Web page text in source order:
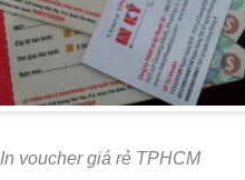
In voucher giá rẻ TPHCM